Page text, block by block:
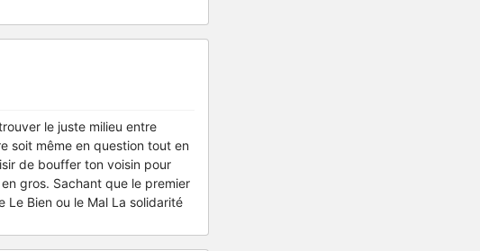
le juste milieu entre
soit même en question tout en
de bouffer ton voisin pour
gros. Sachant que le premier
Bien ou le Mal La solidarité